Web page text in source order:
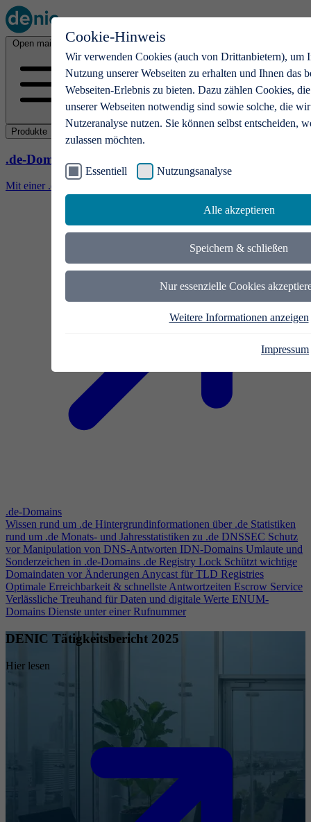
Cookie-Hinweis
Wir verwenden Cookies (auch von Drittanbietern), um
Nutzung unserer Webseiten zu erhalten und Ihnen das
Webseiten-Erlebnis zu bieten. Dazu zählen Cookies,
unserer Webseiten notwendig sind sowie solche, die
Nutzeranalyse nutzen. Sie können selbst entscheiden,
zulassen möchten.
Essentiell Nutzungsanalyse
Alle akzeptieren
Speichern & schließen
Nur essenzielle Cookies
Weitere Informationen anzeigen
Impressum
Open main menu
Produkte
.de-Domains
Mit einer .de-Domain erhalten Ideen eine Bühne
.de-Domains
Wissen rund um .de Hintergrundinformationen über .de Statistiken
rund um .de Monats- und Jahresstatistiken zu .de DNSSEC Schutz
vor Manipulation von DNS-Antworten IDN-Domains Umlaute und
Sonderzeichen in .de-Domains .de Registry Lock Schützt wichtige
Domaindaten vor ÄnderungenAnycast für TLD Registries
Optimale Erreichbarkeit & schnellste Antwortzeiten Escrow Service
Verlässliche Treuhand für Daten und digitale Werte ENUM-
Domains Dienste unter einer Rufnummer
DENIC Tätigkeitsbericht 2025
Hier lesen